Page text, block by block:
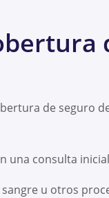
de seguro
una consulta
u otros